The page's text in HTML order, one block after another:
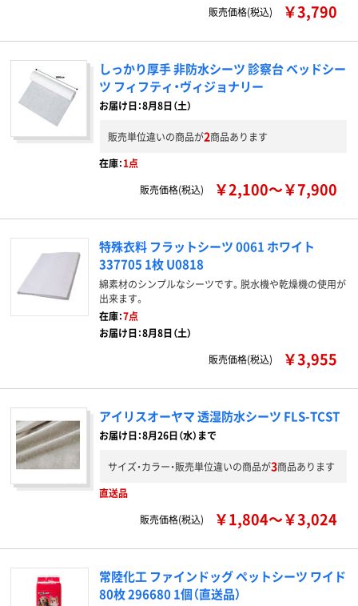
販売価格(税込) ￥3,790
しっかり厚手 非防水シーツ 診察台 ベッドシー
ツ フィフティ・ヴィジョナリー
お届け日：8月8日（土）
販売単位違いの商品が2商品あります
在庫：1点
販売価格(税込)
￥2,100～￥7,900
特殊衣料 フラットシーツ 0061 ホワイト
337705 1枚 U0818
綿素材のシンプルなシーツです。脱水機や乾燥機の使用が
出来ます。
在庫：7点
お届け日：8月8日（土）
販売価格(税込)
￥3,955
アイリスオーヤマ 透湿防水シーツ FLS-TCST
お届け日：8月26日（水）まで
サイズ・カラー・販売単位違いの商品が3商品あります
直送品
販売価格(税込)
￥1,804～￥3,024
常陸化工 ファインドッグ ペットシーツ ワイド
80枚 296680 1個（直送品）